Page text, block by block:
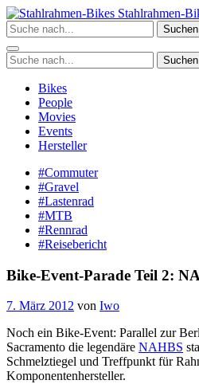
Zum
Inhalt
springen
Stahlrahmen-
Suchen
Suchen
Bikes
People
Movies
Events
Hersteller
#Commuter
#Gravel
#Lastenrad
#MTB
#Rennrad
#Reisebericht
Bike-Event-Parade Teil 2:
7. März 2012 von Iwo
Noch ein Bike-Event: Parallel zur
Sacramento die legendäre NAHBS
Schmelztiegel und Treffpunkt für
Komponentenhersteller.